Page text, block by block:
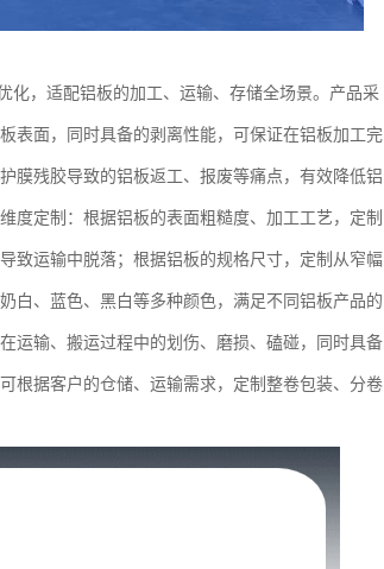
化，适配铝板的加工、运输、存储全场景。产品采
表面，同时具备的剥离性能，可保证在铝板加工完
膜残胶导致的铝板返工、报废等痛点，有效降低铝
度定制：根据铝板的表面粗糙度、加工工艺，定制
致运输中脱落；根据铝板的规格尺寸，定制从窄幅
白、蓝色、黑白等多种颜色，满足不同铝板产品的
运输、搬运过程中的划伤、磨损、磕碰，同时具备
根据客户的仓储、运输需求，定制整卷包装、分卷